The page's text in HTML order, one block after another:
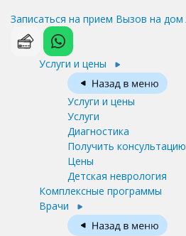
Записаться на прием Вызов на дом
Услуги и цены
Услуги и цены
Услуги
Диагностика
Получить консультацию
Цены
Детская неврология
Комплексные программы
Врачи